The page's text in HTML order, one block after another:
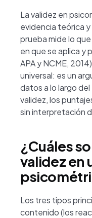
La validez en
evidencia teórica
prueba mide lo
en que se aplica y
APA y NCME,
universal: es un
datos a lo largo
validez, los
sin interpretación
¿Cuáles
validez en
Los tres tipos
contenido (los